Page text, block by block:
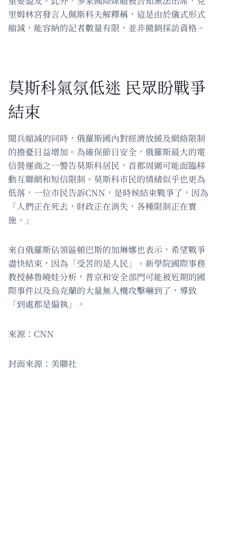
里姆林宮發言人佩斯科夫解釋稱，這是由於儀式形式
縮減，能容納的記者數量有限，並非撤銷採訪資格。
莫斯科氣氛低迷 民眾盼戰爭
結束
閱兵縮減的同時，俄羅斯國內對經濟放緩及網絡限制
的擔憂日益增加。為確保節日安全，俄羅斯最大的電
信營運商之一警告莫斯科居民，首都周圍可能面臨移
動互聯網和短信限制。莫斯科市民的情緒似乎也更為
低落，一位市民告訴CNN，是時候結束戰爭了，因為
「人們正在死去，財政正在消失，各種限制正在實
施。」
來自俄羅斯佔領區頓巴斯的加琳娜也表示，希望戰爭
盡快結束，因為「受苦的是人民」。新學院國際事務
教授赫魯曉娃分析，普京和安全部門可能被近期的國
際事件以及烏克蘭的大量無人機攻擊嚇到了，導致
「到處都是偏執」。
來源：CNN
封面來源：美聯社